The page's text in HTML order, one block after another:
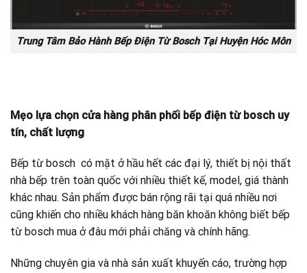
Trung Tâm Bảo Hành Bếp Điện Từ Bosch Tại Huyện Hóc Môn
Mẹo lựa chọn cửa hàng phân phối bếp điện từ bosch uy
tín, chất lượng
Bếp từ bosch có mặt ở hầu hết các đại lý, thiết bị nội thất
nhà bếp trên toàn quốc với nhiều thiết kế, model, giá thành
khác nhau. Sản phẩm được bán rộng rãi tại quá nhiều nơi
cũng khiến cho nhiều khách hàng băn khoăn không biết bếp
từ bosch mua ở đâu mới phải chăng và chính hãng.
Những chuyên gia và nhà sản xuất khuyến cáo, trường hợp